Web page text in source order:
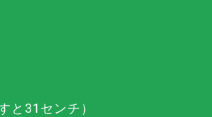
と31センチ）